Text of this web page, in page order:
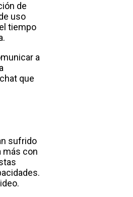
de
uso
tiempo
a
que
sufrido
más con